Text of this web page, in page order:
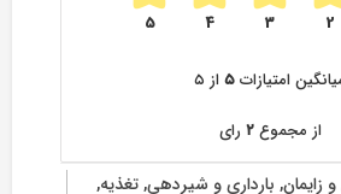
5 4 3 2
امتیازات۵ از ۵
از مجموع۲ رای
و زایمان, بارداری و شیردهی,تغذیه,